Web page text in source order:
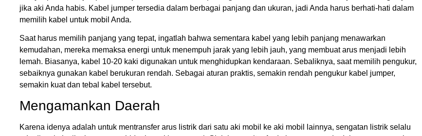
jika aki Anda habis. Kabel jumper tersedia dalam berbagai panjang dan ukuran, jadi Anda harus berhati-hati dalam
memilih kabel untuk mobil Anda.
Saat harus memilih panjang yang tepat, ingatlah bahwa sementara kabel yang lebih panjang menawarkan
kemudahan, mereka memaksa energi untuk menempuh jarak yang lebih jauh, yang membuat arus menjadi lebih
lemah. Biasanya, kabel 10-20 kaki digunakan untuk menghidupkan kendaraan. Sebaliknya, saat memilih pengukur,
sebaiknya gunakan kabel berukuran rendah. Sebagai aturan praktis, semakin rendah pengukur kabel jumper,
semakin kuat dan tebal kabel tersebut.
Mengamankan Daerah
Karena idenya adalah untuk mentransfer arus listrik dari satu aki mobil ke aki mobil lainnya, sengatan listrik selalu